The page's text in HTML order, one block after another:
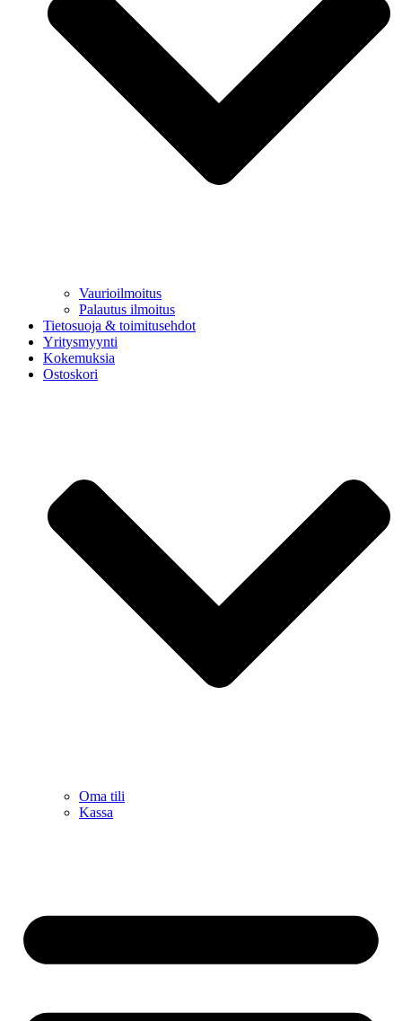
Vaurioilmoitus
Palautus ilmoitus
Tietosuoja & toimitusehdot
Yritysmyynti
Kokemuksia
Ostoskori
Oma tili
Kassa